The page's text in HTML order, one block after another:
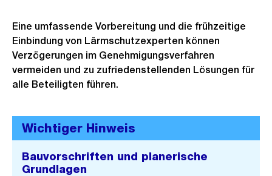
Eine umfassende Vorbereitung und die frühzeitige
Einbindung von Lärmschutzexperten können
Verzögerungen im Genehmigungsverfahren
vermeiden und zu zufriedenstellenden Lösungen für
alle Beteiligten führen.
Wichtiger Hinweis
Bauvorschriften und planerische
Grundlagen